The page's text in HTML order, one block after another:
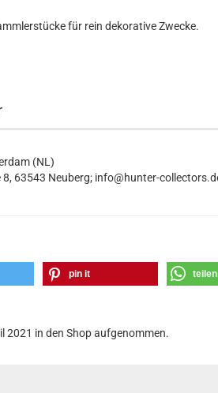
für rein dekorative Zwecke.
(NL)
63543 Neuberg; info@hunter-
pin it teilen
2021 in den Shop aufgenommen.